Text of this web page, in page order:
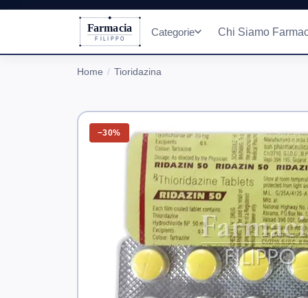
Farmacia
FILIPPO
Categorie Chi Siamo
Home Tioridazina
−30%